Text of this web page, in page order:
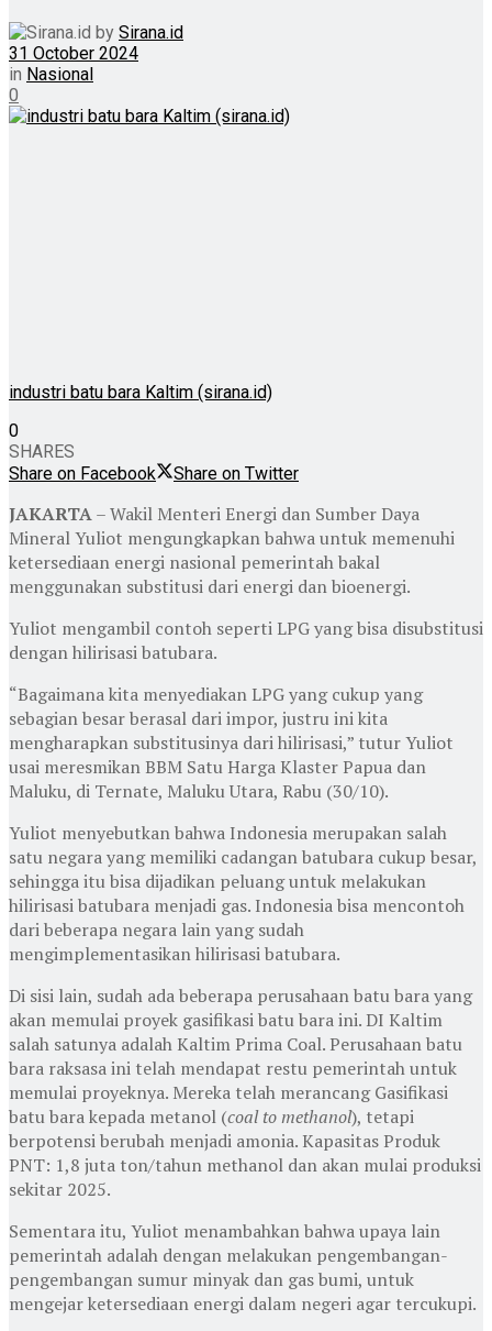
by Sirana.id
31 October 2024
in Nasional
0
industri batu bara Kaltim (sirana.id)
0
SHARES
Share on Facebook
Share on Twitter
JAKARTA– Wakil Menteri Energi dan Sumber Daya
Mineral Yuliot mengungkapkan bahwa untuk memenuhi
ketersediaan energi nasional pemerintah bakal
menggunakan substitusi dari energi dan bioenergi.
Yuliot mengambil contoh seperti LPG yang bisa disubstitusi
dengan hilirisasi batubara.
“Bagaimana kita menyediakan LPG yang cukup yang
sebagian besar berasal dari impor, justru ini kita
mengharapkan substitusinya dari hilirisasi,” tutur Yuliot
usai meresmikan BBM Satu Harga Klaster Papua dan
Maluku, di Ternate, Maluku Utara, Rabu (30/10).
Yuliot menyebutkan bahwa Indonesia merupakan salah
satu negara yang memiliki cadangan batubara cukup besar,
sehingga itu bisa dijadikan peluang untuk melakukan
hilirisasi batubara menjadi gas. Indonesia bisa mencontoh
dari beberapa negara lain yang sudah
mengimplementasikan hilirisasi batubara.
Di sisi lain, sudah ada beberapa perusahaan batu bara yang
akan memulai proyek gasifikasi batu bara ini. DI Kaltim
salah satunya adalah Kaltim Prima Coal. Perusahaan batu
bara raksasa ini telah mendapat restu pemerintah untuk
memulai proyeknya. Mereka telah merancang Gasifikasi
batu bara kepada metanol (coal to methanol), tetapi
berpotensi berubah menjadi amonia. Kapasitas Produk
PNT: 1,8 juta ton/tahun methanol dan akan mulai produksi
sekitar 2025.
Sementara itu, Yuliot menambahkan bahwa upaya lain
pemerintah adalah dengan melakukan pengembangan-
pengembangan sumur minyak dan gas bumi, untuk
mengejar ketersediaan energi dalam negeri agar tercukupi.